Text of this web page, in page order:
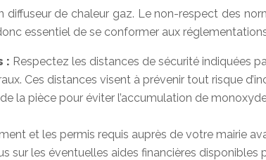
de chaleur gaz. Le non-respect des
essentiel de se conformer aux
: Respectez les distances de sécurité indiquées
Ces distances visent à prévenir tout risque
la pièce pour éviter l’accumulation de
et les permis requis auprès de votre mairie
sur les éventuelles aides financières disponibles